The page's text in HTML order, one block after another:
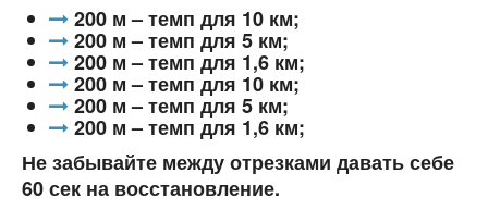
200 м – темп для 10 км;
200 м – темп для 5 км;
200 м – темп для 1,6 км;
200 м – темп для 10 км;
200 м – темп для 5 км;
200 м – темп для 1,6 км;
Не забывайте между отрезками давать себе
60 сек на восстановление.